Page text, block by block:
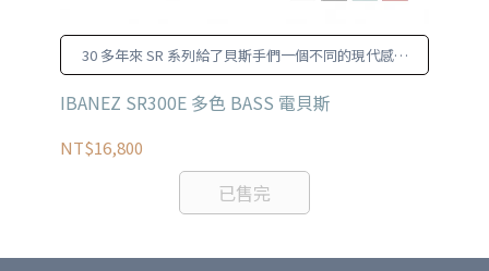
30 多年來 SR 系列給了貝斯手們一個不同的現代感新
選擇
IBANEZ SR300E 多色 BASS 電貝斯
NT$16,800
已售完